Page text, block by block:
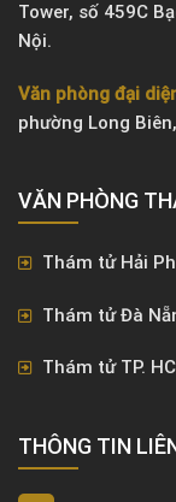
Tower, số 459C
Nội.
Văn phòng đại
phường Long
VĂN PHÒNG
Thám tử Hải
Thám tử Đà
Thám tử TP.
THÔNG TIN